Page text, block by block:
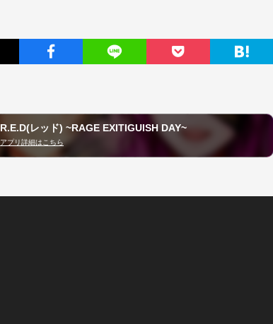
R.E.D(レッド) ~RAGE EXITIGUISH DAY~
アプリ詳細はこちら